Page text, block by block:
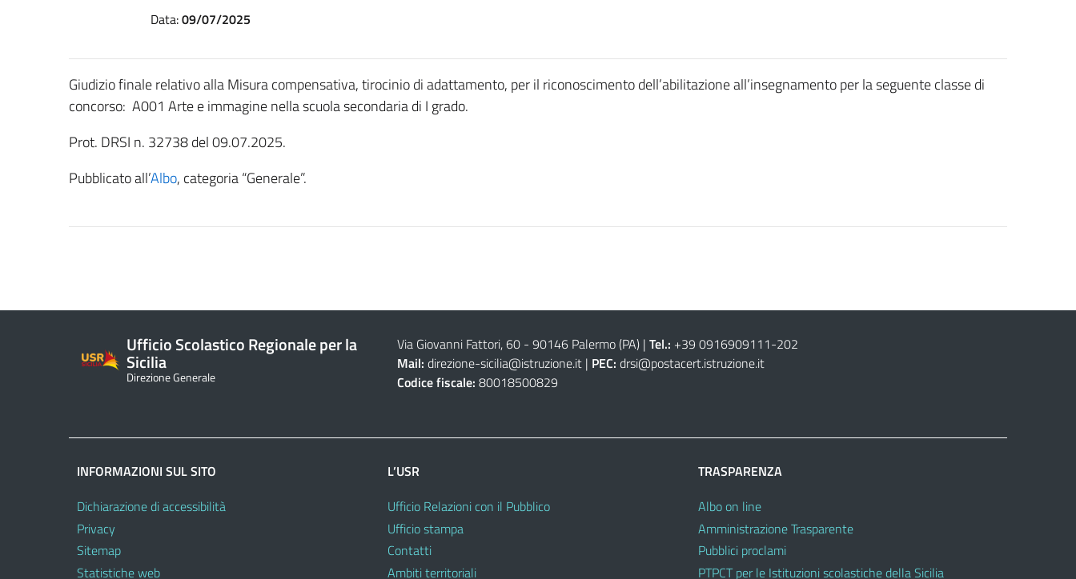
Data:09/07/2025
Giudizio finale relativo alla Misura compensativa, tirocinio di adattamento, per il riconoscimento dell’abilitazione all’insegnamento per la seguente classe di
concorso: A001 Arte e immagine nella scuola secondaria di I grado.
Prot. DRSI n. 32738 del 09.07.2025.
Pubblicato all’Albo, categoria “Generale”.
Ufficio Scolastico Regionale per la
Sicilia
Direzione Generale
Via Giovanni Fattori, 60 - 90146 Palermo (PA)| Tel.: +39 0916909111-202
Mail: direzione-sicilia@istruzione.it| PEC: drsi@postacert.istruzione.it
Codice fiscale: 80018500829
INFORMAZIONI SUL SITO
Dichiarazione di accessibilità
Privacy
Sitemap
Statistiche web
L’USR
Ufficio Relazioni con il Pubblico
Ufficio stampa
Contatti
Ambiti territoriali
TRASPARENZA
Albo on line
Amministrazione Trasparente
Pubblici proclami
PTPCT per le Istituzioni scolastiche della Sicilia